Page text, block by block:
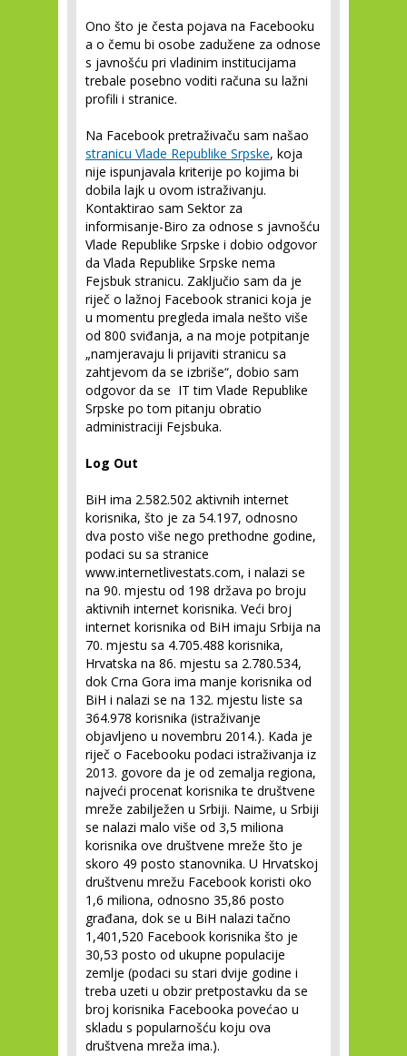
Ono što je česta pojava na Facebooku
a o čemu bi osobe zadužene za odnose
s javnošću pri vladinim institucijama
trebale posebno voditi računa su lažni
profili i stranice.
Na Facebook pretraživaču sam našao
stranicu Vlade Republike Srpske, koja
nije ispunjavala kriterije po kojima bi
dobila lajk u ovom istraživanju.
Kontaktirao sam Sektor za
informisanje-Biro za odnose s javnošću
Vlade Republike Srpske i dobio odgovor
da Vlada Republike Srpske nema
Fejsbuk stranicu. Zaključio sam da je
riječ o lažnoj Facebook stranici koja je
u momentu pregleda imala nešto više
od 800 sviđanja, a na moje potpitanje
„namjeravaju li prijaviti stranicu sa
zahtjevom da se izbriše“, dobio sam
odgovor da se IT tim Vlade Republike
Srpske po tom pitanju obratio
administraciji Fejsbuka.
Log Out
BiH ima 2.582.502 aktivnih internet
korisnika, što je za 54.197, odnosno
dva posto više nego prethodne godine,
podaci su sa stranice
www.internetlivestats.com, i nalazi se
na 90. mjestu od 198 država po broju
aktivnih internet korisnika. Veći broj
internet korisnika od BiH imaju Srbija na
70. mjestu sa 4.705.488 korisnika,
Hrvatska na 86. mjestu sa 2.780.534,
dok Crna Gora ima manje korisnika od
BiH i nalazi se na 132. mjestu liste sa
364.978 korisnika (istraživanje
objavljeno u novembru 2014.). Kada je
riječ o Facebooku podaci istraživanja iz
2013. govore da je od zemalja regiona,
najveći procenat korisnika te društvene
mreže zabilježen u Srbiji. Naime, u Srbiji
se nalazi malo više od 3,5 miliona
korisnika ove društvene mreže što je
skoro 49 posto stanovnika. U Hrvatskoj
društvenu mrežu Facebook koristi oko
1,6 miliona, odnosno 35,86 posto
građana, dok se u BiH nalazi tačno
1,401,520 Facebook korisnika što je
30,53 posto od ukupne populacije
zemlje (podaci su stari dvije godine i
treba uzeti u obzir pretpostavku da se
broj korisnika Facebooka povećao u
skladu s popularnošću koju ova
društvena mreža ima.).